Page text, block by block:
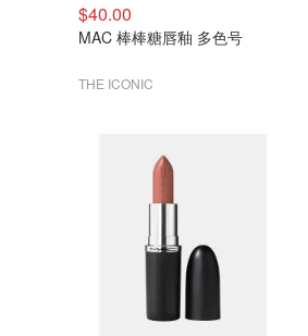
$40.00
MAC 棒棒糖唇釉 多色号
THE ICONIC